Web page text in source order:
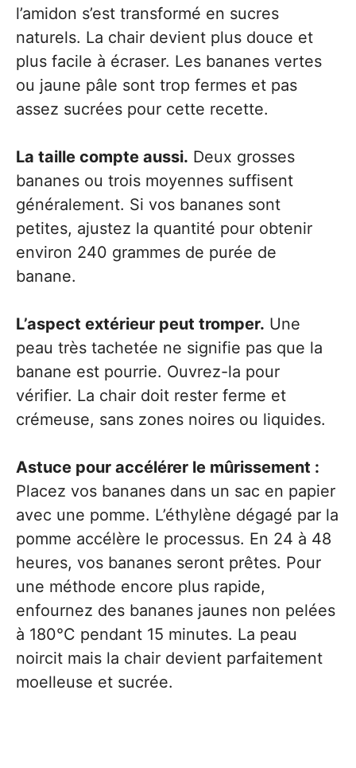
l’amidon s’est transformé en sucres
naturels. La chair devient plus douce et
plus facile à écraser. Les bananes vertes
ou jaune pâle sont trop fermes et pas
assez sucrées pour cette recette.
La taille compte aussi. Deux grosses
bananes ou trois moyennes suffisent
généralement. Si vos bananes sont
petites, ajustez la quantité pour obtenir
environ 240 grammes de purée de
banane.
L’aspect extérieur peut tromper. Une
peau très tachetée ne signifie pas que la
banane est pourrie. Ouvrez-la pour
vérifier. La chair doit rester ferme et
crémeuse, sans zones noires ou liquides.
Astuce pour accélérer le mûrissement :
Placez vos bananes dans un sac en papier
avec une pomme. L’éthylène dégagé par la
pomme accélère le processus. En 24 à 48
heures, vos bananes seront prêtes. Pour
une méthode encore plus rapide,
enfournez des bananes jaunes non pelées
à 180°C pendant 15 minutes. La peau
noircit mais la chair devient parfaitement
moelleuse et sucrée.